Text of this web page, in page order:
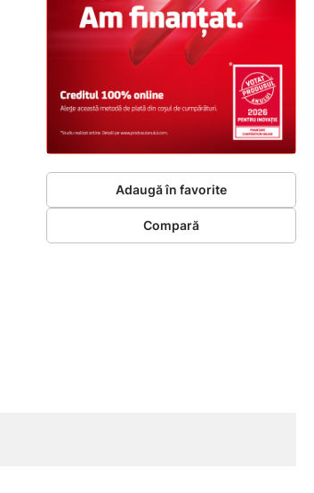
Adaugă în favorite
Compară